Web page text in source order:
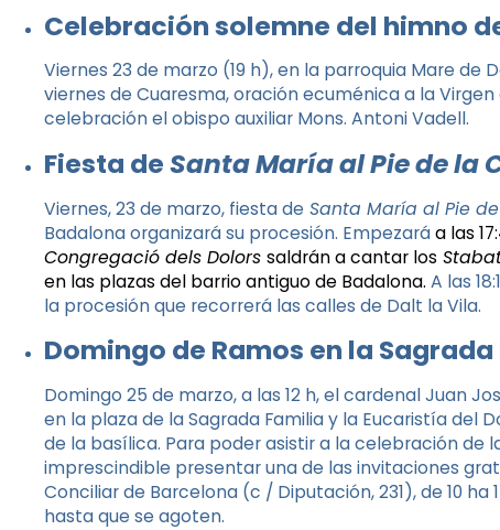
Celebración solemne del himno
Viernes 23 de marzo (19 h), en la parroquia Mare de
viernes de Cuaresma, oración ecuménica a la Virgen
celebración el obispo auxiliar Mons. Antoni Vadell.
Fiesta deSanta María al Pie de la
Viernes, 23 de marzo, fiesta de Santa María al Pie
Badalona organizará su procesión. Empezaráa las
Congregació dels Dolors saldrán a cantar los
en las plazas del barrio antiguo de Badalona. A las
la procesión que recorrerá las calles de Dalt la Vila.
Domingo de Ramos en la
Domingo 25 de marzo, a las 12 h, el cardenal Juan
en la plaza de la Sagrada Familia y la Eucaristía del
de la basílica. Para poder asistir a la celebración de
imprescindible presentar una de las invitaciones
Conciliar de Barcelona (c / Diputación, 231), de 10 ha
hasta que se agoten.